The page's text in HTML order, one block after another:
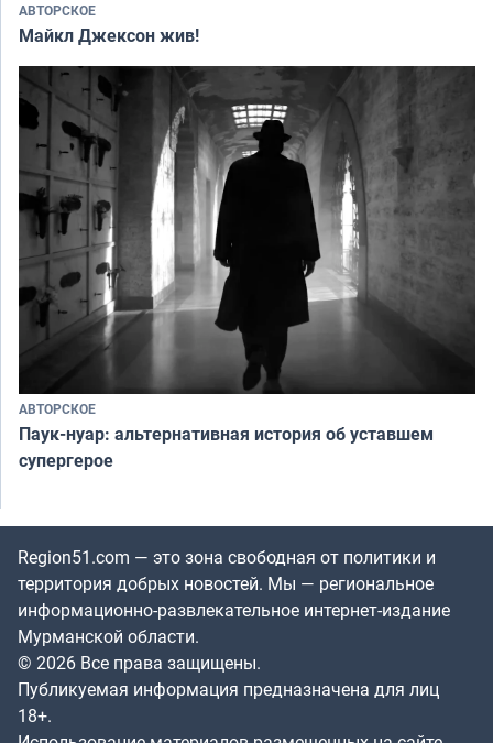
АВТОРСКОЕ
Майкл Джексон жив!
АВТОРСКОЕ
Паук-нуар: альтернативная история об уставшем
супергерое
Region51.com — это зона свободная от политики и
территория добрых новостей. Мы — региональное
информационно-развлекательное интернет-издание
Мурманской области.
© 2026 Все права защищены.
Публикуемая информация предназначена для лиц
18+.